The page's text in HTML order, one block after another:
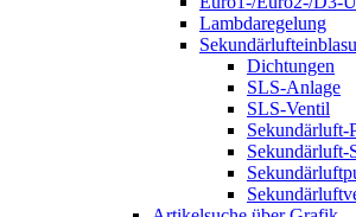
Lambdaregelung
Dichtungen
SLS-Anlage
SLS-Ventil
Sekundärluft-
Sekundärluft-